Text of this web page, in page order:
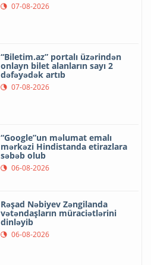
07-08-2026
“Biletim.az” portalı üzərindən
onlayn bilet alanların sayı 2
dəfəyədək artıb
07-08-2026
“Google”un məlumat emalı
mərkəzi Hindistanda etirazlara
səbəb olub
06-08-2026
Rəşad Nəbiyev Zəngilanda
vətəndaşların müraciətlərini
dinləyib
06-08-2026